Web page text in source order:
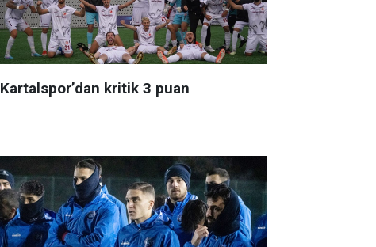
Kartalspor’dan kritik 3 puan